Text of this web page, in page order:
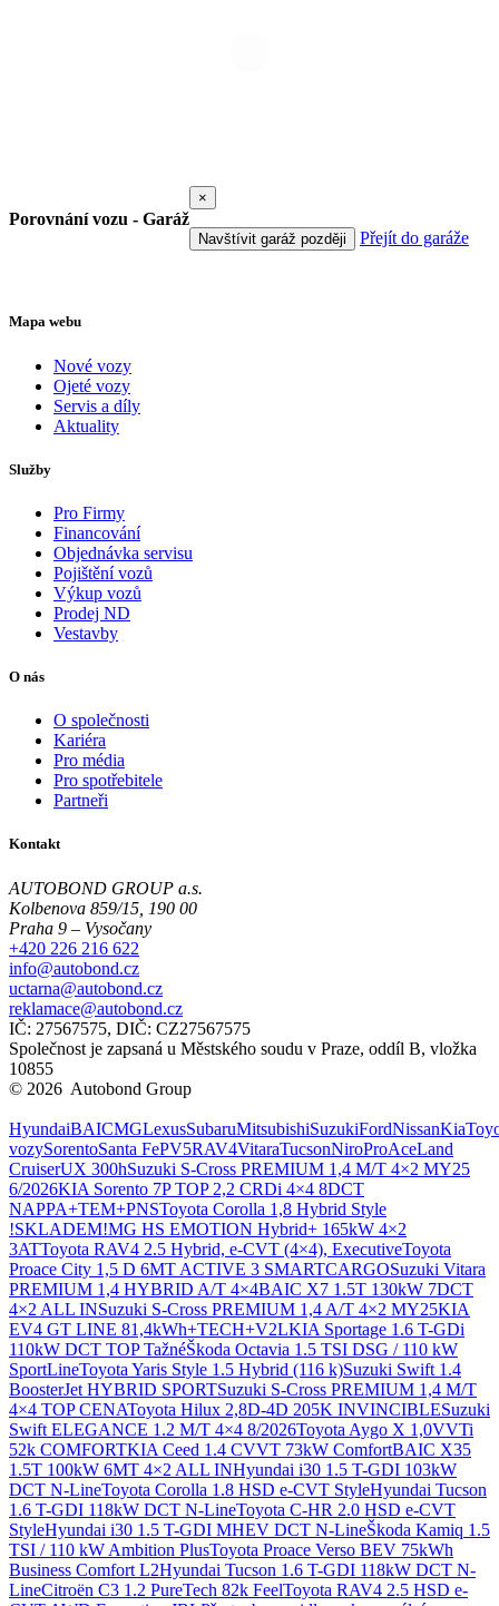
Porovnání vozu - Garáž
×
Navštívit garáž později Přejít do garáže
Mapa webu
Nové vozy
Ojeté vozy
Servis a díly
Aktuality
Služby
Pro Firmy
Financování
Objednávka servisu
Pojištění vozů
Výkup vozů
Prodej ND
Vestavby
O nás
O společnosti
Kariéra
Pro média
Pro spotřebitele
Partneři
Kontakt
AUTOBOND GROUP a.s.
Kolbenova 859/15, 190 00
Praha 9 – Vysočany
+420 226 216 622
info@autobond.cz
uctarna@autobond.cz
reklamace@autobond.cz
IČ: 27567575, DIČ: CZ27567575
Společnost je zapsaná u Městského soudu v Praze, oddíl B, vložka
10855
© 2026 Autobond Group
HyundaiBAICMGLexusSubaruMitsubishiSuzukiFordNissanKia
vozySorentoSanta FePV5RAV4VitaraTucsonNiroProAceLand
CruiserUX 300hSuzuki S-Cross PREMIUM 1,4 M/T 4×2 MY25
6/2026KIA Sorento 7P TOP 2,2 CRDi 4×4 8DCT
NAPPA+TEM+PNSToyota Corolla 1,8 Hybrid Style
!SKLADEM!MG HS EMOTION Hybrid+ 165kW 4×2
3ATToyota RAV4 2.5 Hybrid, e-CVT (4×4), ExecutiveToyota
Proace City 1,5 D 6MT ACTIVE 3 SMARTCARGOSuzuki Vitara
PREMIUM 1,4 HYBRID A/T 4×4BAIC X7 1.5T 130kW 7DCT
4×2 ALL INSuzuki S-Cross PREMIUM 1,4 A/T 4×2 MY25KIA
EV4 GT LINE 81,4kWh+TECH+V2LKIA Sportage 1.6 T-GDi
110kW DCT TOP TažnéŠkoda Octavia 1.5 TSI DSG / 110 kW
SportLineToyota Yaris Style 1.5 Hybrid (116 k)Suzuki Swift 1.4
BoosterJet HYBRID SPORTSuzuki S-Cross PREMIUM 1,4 M/T
4×4 TOP CENAToyota Hilux 2,8D-4D 205K INVINCIBLESuzuki
Swift ELEGANCE 1.2 M/T 4×4 8/2026Toyota Aygo X 1,0VVTi
52k COMFORTKIA Ceed 1.4 CVVT 73kW ComfortBAIC X35
1.5T 100kW 6MT 4×2 ALL INHyundai i30 1.5 T-GDI 103kW
DCT N-LineToyota Corolla 1.8 HSD e-CVT StyleHyundai Tucson
1.6 T-GDI 118kW DCT N-LineToyota C-HR 2.0 HSD e-CVT
StyleHyundai i30 1.5 T-GDI MHEV DCT N-LineŠkoda Kamiq 1.5
TSI / 110 kW Ambition PlusToyota Proace Verso BEV 75kWh
Business Comfort L2Hyundai Tucson 1.6 T-GDI 118kW DCT N-
LineCitroën C3 1.2 PureTech 82k FeelToyota RAV4 2.5 HSD e-